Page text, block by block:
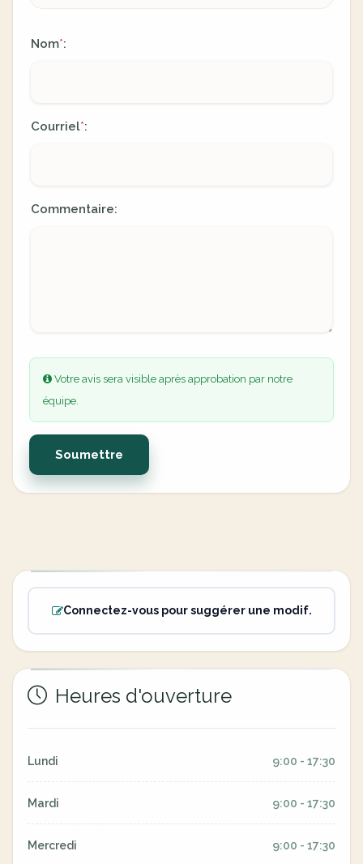
Nom*:
Courriel*:
Commentaire:
Votre avis sera visible après approbation par notre
équipe.
Soumettre
Connectez-vous pour suggérer une modif.
Heures d'ouverture
Lundi 9:00 - 17:30
Mardi 9:00 - 17:30
Mercredi 9:00 - 17:30